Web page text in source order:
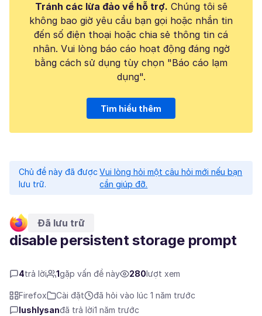
Tránh các lừa đảo về hỗ trợ. Chúng tôi sẽ
không bao giờ yêu cầu bạn gọi hoặc nhắn tin
đến số điện thoại hoặc chia sẻ thông tin cá
nhân. Vui lòng báo cáo hoạt động đáng ngờ
bằng cách sử dụng tùy chọn "Báo cáo lạm
dụng".
Tìm hiểu thêm
Chủ đề này đã được
lưu trữ.
Vui lòng hỏi một câu hỏi mới nếu bạn
cần giúp đỡ.
Đã lưu trữ
disable persistent storage prompt
4trả lời 1gặp vấn đề này 280lượt xem
Firefox Cài đặt
đã hỏi vào lúc 1 năm trước
lushlysanđã trả lời1 năm trước